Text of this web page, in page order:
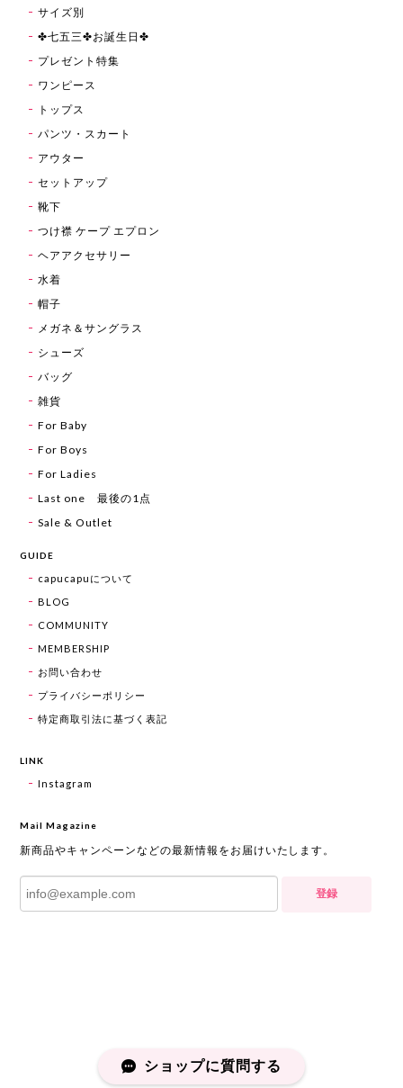
サイズ別
✤七五三✤お誕生日✤
プレゼント特集
ワンピース
トップス
パンツ・スカート
アウター
セットアップ
靴下
つけ襟 ケープ エプロン
ヘアアクセサリー
水着
帽子
メガネ＆サングラス
シューズ
バッグ
雑貨
For Baby
For Boys
For Ladies
Last one 最後の1点
Sale & Outlet
GUIDE
capucapuについて
BLOG
COMMUNITY
MEMBERSHIP
お問い合わせ
プライバシーポリシー
特定商取引法に基づく表記
LINK
Instagram
Mail Magazine
新商品やキャンペーンなどの最新情報をお届けいたします。
登録
ショップに質問する